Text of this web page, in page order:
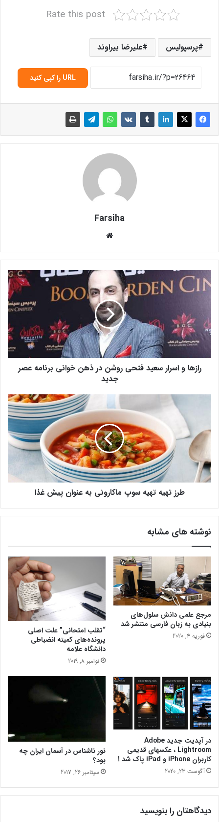
Rate this post
پرسپولیس علیرضا بیراوند
URL را کپی کنید
Farsiha
ت
ا
و
ا
س
ر
ف
ت
ی
ر
و
د
ذ
و
ا
ن
ی
ب
ر
ن
ع
ص
ر
ج
د
ی
د
رازها و اسرار سعید فتحی روشن در ذهن خوانی برنامه عصر
جدید
ت
ه
ه
ت
ه
پ
م
ا
ر
و
ن
ی
ب
ه
ا
ن
پ
ی
ش
غ
ذ
ا
طرز تهیه تهیه سوپ ماکارونی به عنوان پیش غذا
نوشته های مشابه
مرجع علمی دانش سلول‌های
بنیادی به زبان فارسی منتشر شد
فوریه 4, 2020
“تقلب امتحانی” علت اصلی
پرونده‌های کمیته انضباطی
دانشگاه علامه
نوامبر 8, 2019
در آپدیت جدید Adobe
Lightroom ، عکسهای قدیمی
کاربران iPhone و iPad پاک شد !
آگوست 23, 2020
نور ناشناس در آسمان ایران چه
بود؟
سپتامبر 26, 2017
دیدگاهتان را بنویسید